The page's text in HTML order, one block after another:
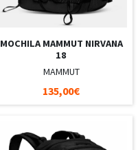
MOCHILA MAMMUT NIRVANA
18
MAMMUT
135,00€